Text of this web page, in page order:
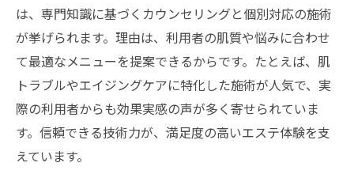
は、専門知識に基づくカウンセリングと個別対応の施術
が挙げられます。理由は、利用者の肌質や悩みに合わせ
て最適なメニューを提案できるからです。たとえば、肌
トラブルやエイジングケアに特化した施術が人気で、実
際の利用者からも効果実感の声が多く寄せられていま
す。信頼できる技術力が、満足度の高いエステ体験を支
えています。